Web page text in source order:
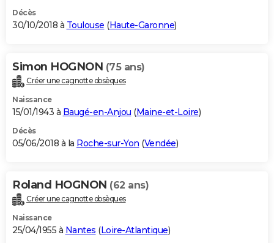
Décès
30/10/2018 à Toulouse (Haute-Garonne)
Simon HOGNON (75 ans)
Créer une cagnotte obsèques
Naissance
15/01/1943 à Baugé-en-Anjou (Maine-et-Loire)
Décès
05/06/2018 à la Roche-sur-Yon (Vendée)
Roland HOGNON (62 ans)
Créer une cagnotte obsèques
Naissance
25/04/1955 à Nantes (Loire-Atlantique)